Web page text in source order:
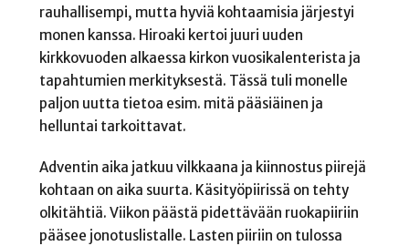
rauhallisempi, mutta hyviä kohtaamisia järjestyi
monen kanssa. Hiroaki kertoi juuri uuden
kirkkovuoden alkaessa kirkon vuosikalenterista ja
tapahtumien merkityksestä. Tässä tuli monelle
paljon uutta tietoa esim. mitä pääsiäinen ja
helluntai tarkoittavat.
Adventin aika jatkuu vilkkaana ja kiinnostus piirejä
kohtaan on aika suurta. Käsityöpiirissä on tehty
olkitähtiä. Viikon päästä pidettävään ruokapiiriin
pääsee jonotuslistalle. Lasten piiriin on tulossa